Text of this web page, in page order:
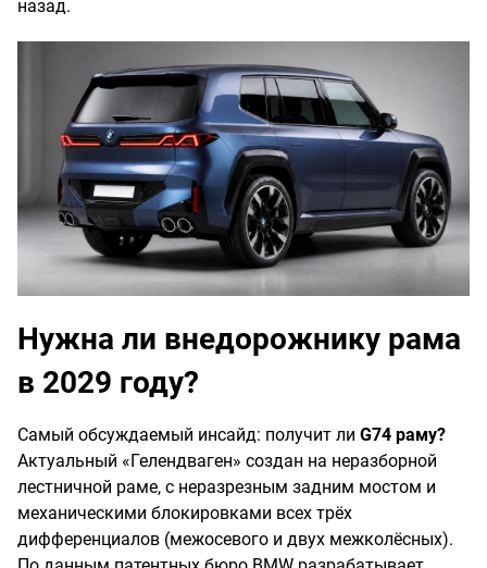
назад.
Нужна ли внедорожнику рама
в 2029 году?
Самый обсуждаемый инсайд: получит ли G74 раму?
Актуальный «Гелендваген» создан на неразборной
лестничной раме, с неразрезным задним мостом и
механическими блокировками всех трёх
дифференциалов (межосевого и двух межколёсных).